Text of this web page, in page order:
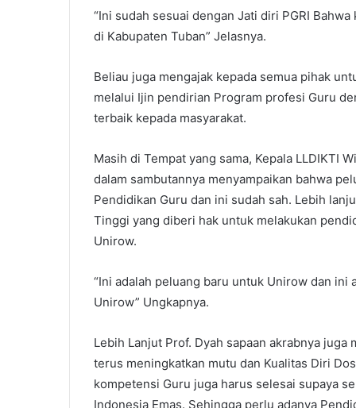
“Ini sudah sesuai dengan Jati diri PGRI
di Kabupaten Tuban” Jelasnya.
Beliau juga mengajak kepada semua pihak
melalui Ijin pendirian Program profesi Guru
terbaik kepada masyarakat.
Masih di Tempat yang sama, Kepala LLDIKTI
dalam sambutannya menyampaikan bahwa
Pendidikan Guru dan ini sudah sah. Lebih
Tinggi yang diberi hak untuk melakukan
Unirow.
“Ini adalah peluang baru untuk Unirow dan ini
Unirow” Ungkapnya.
Lebih Lanjut Prof. Dyah sapaan akrabnya
terus meningkatkan mutu dan Kualitas Diri
kompetensi Guru juga harus selesai supaya
Indonesia Emas. Sehingga perlu adanya